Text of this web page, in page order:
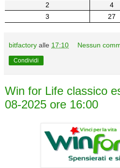
2
4
3
27
bitfactory alle 17:10 Nessun
Condividi
Win for Life classico
08-2025 ore 16:00